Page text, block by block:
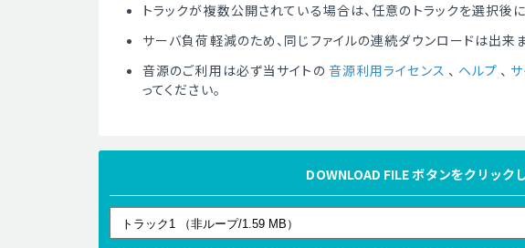
トラックが複数公開されている場合は、任意のトラックを選択後に
サーバ負荷軽減のため、同じファイルの連続ダウンロードは出来ま
音源のご利用は必ず当サイトの 音源利用ライセンス 、 ヘルプ 、
ってください。
DOWNLOAD FILE ボタンをクリック